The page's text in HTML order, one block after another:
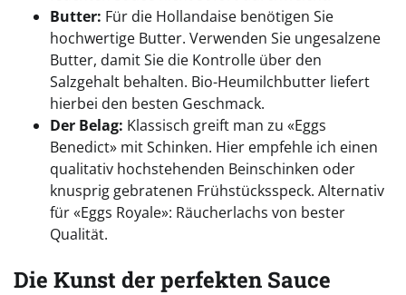
Butter: Für die Hollandaise benötigen Sie
hochwertige Butter. Verwenden Sie ungesalzene
Butter, damit Sie die Kontrolle über den
Salzgehalt behalten. Bio-Heumilchbutter liefert
hierbei den besten Geschmack.
Der Belag: Klassisch greift man zu «Eggs
Benedict» mit Schinken. Hier empfehle ich einen
qualitativ hochstehenden Beinschinken oder
knusprig gebratenen Frühstücksspeck. Alternativ
für «Eggs Royale»: Räucherlachs von bester
Qualität.
Die Kunst der perfekten Sauce